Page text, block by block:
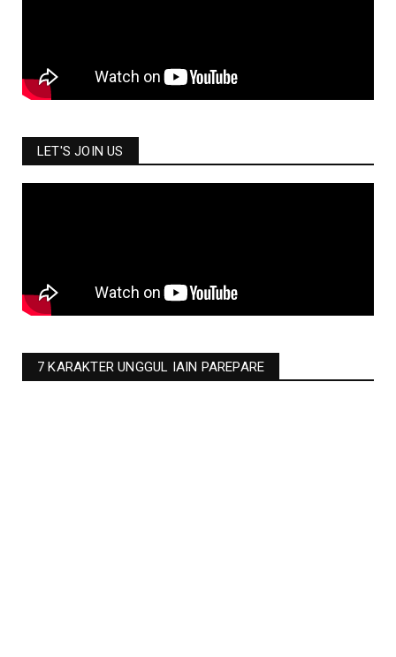
LET'S JOIN US
7 KARAKTER UNGGUL IAIN PAREPARE